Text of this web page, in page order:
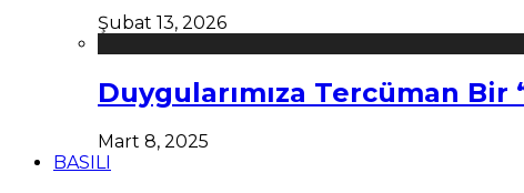
Şubat 13, 2026
Duygularımıza Tercüman
Mart 8, 2025
BASILI